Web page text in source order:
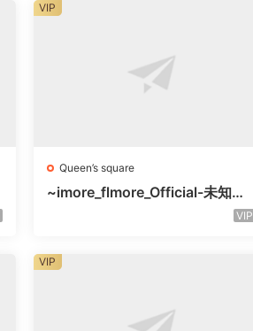
Queen’s square
~imore_flmore_Official-未知楼
VIP
VIP
VIP